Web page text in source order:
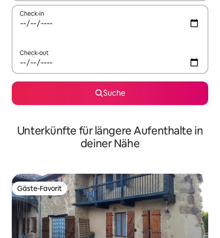
Check-in
Check-out
Suche
Unterkünfte für längere Aufenthalte in
deiner Nähe
Gäste-Favorit
Gäste-Favorit